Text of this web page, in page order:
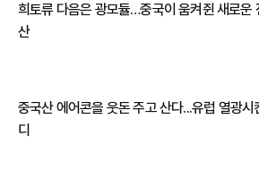
희토류 다음은 광모듈…중국이 움켜쥔 새로운
산
중국산 에어콘을 웃돈 주고 산다...유럽 열광시
디